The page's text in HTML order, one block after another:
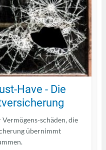
Have - Die
Vermögens-schäden, die
übernimmt